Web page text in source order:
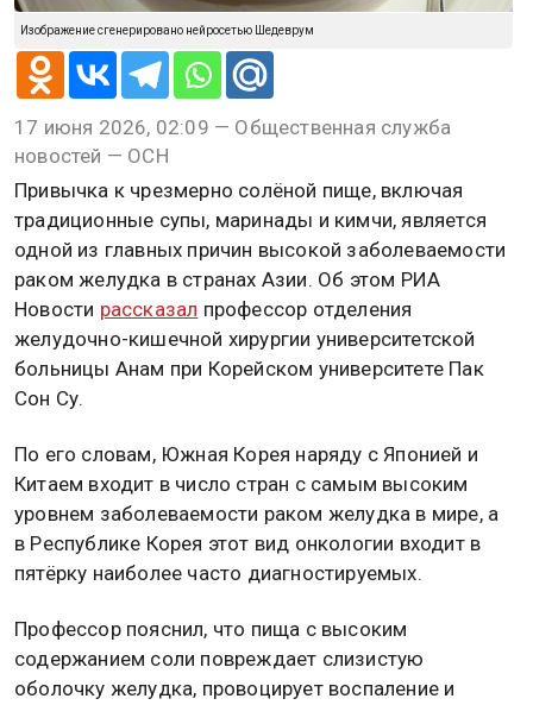
Изображение сгенерировано нейросетью Шедеврум
17 июня 2026, 02:09 — Общественная служба
новостей — ОСН
Привычка к чрезмерно солёной пище, включая
традиционные супы, маринады и кимчи, является
одной из главных причин высокой заболеваемости
раком желудка в странах Азии. Об этом РИА
Новости рассказал профессор отделения
желудочно-кишечной хирургии университетской
больницы Анам при Корейском университете Пак
Сон Су.
По его словам, Южная Корея наряду с Японией и
Китаем входит в число стран с самым высоким
уровнем заболеваемости раком желудка в мире, а
в Республике Корея этот вид онкологии входит в
пятёрку наиболее часто диагностируемых.
Профессор пояснил, что пища с высоким
содержанием соли повреждает слизистую
оболочку желудка, провоцирует воспаление и